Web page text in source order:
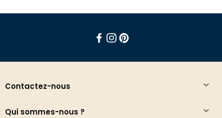
Contactez-nous
Qui sommes-nous ?